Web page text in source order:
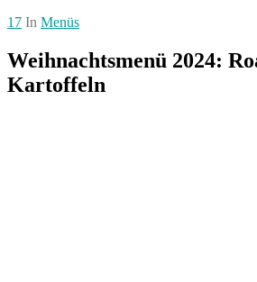
17 In Menüs
Weihnachtsmenü 2024:
Kartoffeln